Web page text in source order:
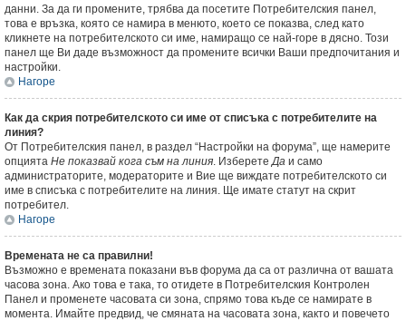
данни. За да ги промените, трябва да посетите Потребителския панел,
това е връзка, която се намира в менюто, което се показва, след като
кликнете на потребителското си име, намиращо се най-горе в дясно. Този
панел ще Ви даде възможност да промените всички Ваши предпочитания и
настройки.
Нагоре
Как да скрия потребителското си име от списъка с потребителите на
линия?
От Потребителския панел, в раздел “Настройки на форума”, ще намерите
опцията Не показвай кога съм на линия. ИзберетеДа и само
администраторите, модераторите и Вие ще виждате потребителското си
име в списъка с потребителите на линия. Ще имате статут на скрит
потребител.
Нагоре
Времената не са правилни!
Възможно е времената показани във форума да са от различна от вашата
часова зона. Ако това е така, то отидете в Потребителския Контролен
Панел и променете часовата си зона, спрямо това къде се намирате в
момента. Имайте предвид, че смяната на часовата зона, както и повечето